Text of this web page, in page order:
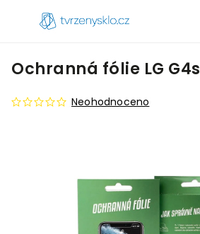
Ochranná fólie LG G4s
Neohodnoceno